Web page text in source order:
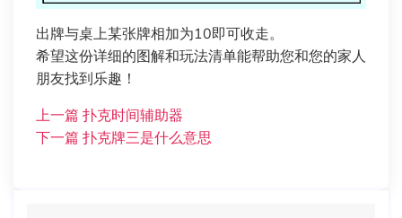
出牌与桌上某张牌相加为10即可收走。
希望这份详细的图解和玩法清单能帮助您和您的家人
朋友找到乐趣！
上一篇 扑克时间辅助器
下一篇 扑克牌三是什么意思